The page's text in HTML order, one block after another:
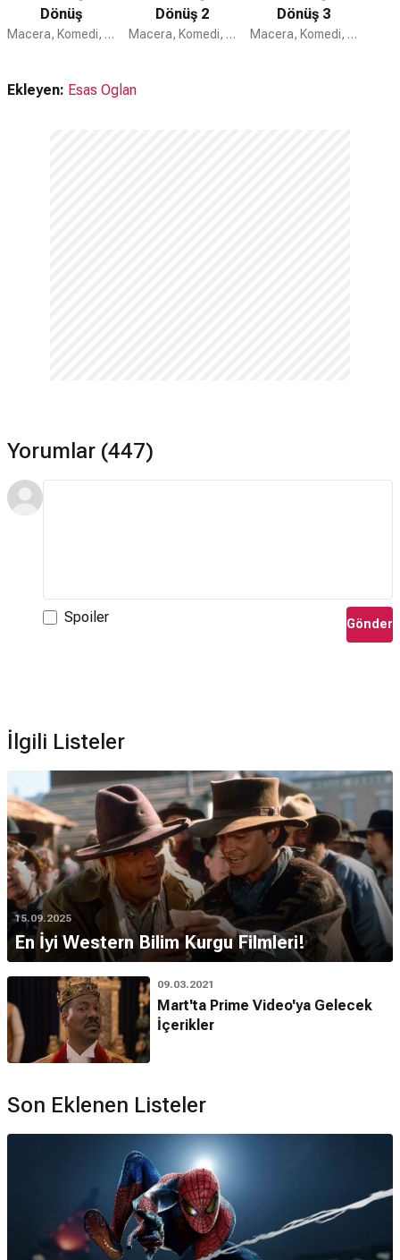
Dönüş
Macera, Komedi, Bilim Kurgu
Dönüş 2
Macera, Komedi, Bilim Kurgu
Dönüş 3
Macera, Komedi, Bilim Kurgu
Ekleyen: Esas Oglan
Yorumlar (447)
Spoiler Gönder
İlgili Listeler
15.09.2025
En İyi Western Bilim Kurgu Filmleri!
09.03.2021
Mart'ta Prime Video'ya Gelecek
İçerikler
Son Eklenen Listeler